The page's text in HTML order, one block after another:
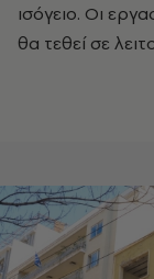
ισόγειο. Οι
θα τεθεί σε